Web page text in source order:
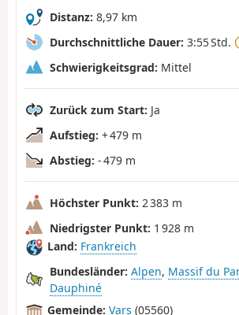
Distanz: 8,97 km
Durchschnittliche Dauer: 3:55 Std.
Schwierigkeitsgrad: Mittel
Zurück zum Start: Ja
Aufstieg: + 479 m
Abstieg: - 479 m
Höchster Punkt: 2 383 m
Niedrigster Punkt: 1 928 m
Land: Frankreich
Bundesländer: Alpen, Massif du
Dauphiné
Gemeinde: Vars (05560)